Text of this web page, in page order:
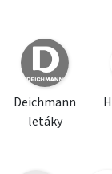
Deichmann
letáky